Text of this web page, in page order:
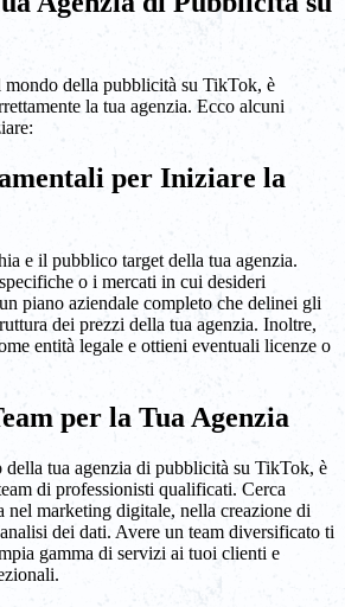
della pubblicità su TikTok, è
la tua agenzia. Ecco alcuni
per Iniziare la
e il pubblico target della tua agenzia.
o i mercati in cui desideri
piano aziendale completo che delinei gli
dei prezzi della tua agenzia. Inoltre,
entità legale e ottieni eventuali licenze o
per la Tua Agenzia
della tua agenzia di pubblicità su TikTok, è
di professionisti qualificati. Cerca
nel marketing digitale, nella creazione di
dei dati. Avere un team diversificato ti
gamma di servizi ai tuoi clienti e